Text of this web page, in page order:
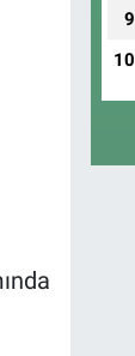
9
10